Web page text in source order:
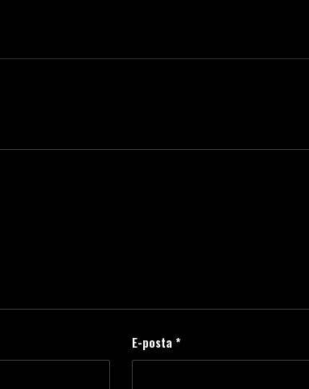
E-posta *